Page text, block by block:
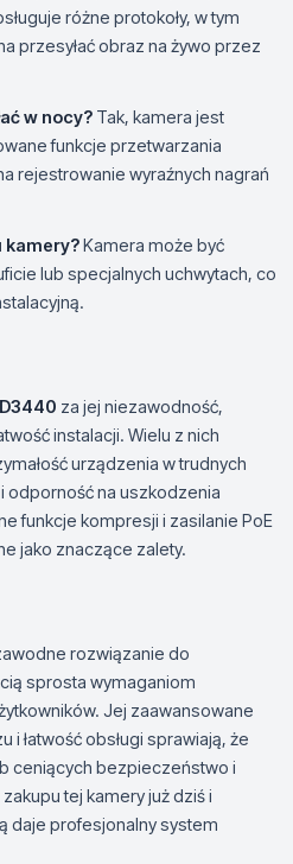
różne protokoły, w tym
przesyłać obraz na żywo przez
w nocy? Tak, kamera jest
funkcje przetwarzania
rejestrowanie wyraźnych nagrań
kamery?Kamera może być
lub specjalnych uchwytach, co
za jej niezawodność,
instalacji. Wielu z nich
urządzenia w trudnych
odporność na uszkodzenia
funkcje kompresji i zasilanie PoE
jako znaczące zalety.
rozwiązanie do
sprosta wymaganiom
Jej zaawansowane
i łatwość obsługi sprawiają, że
ceniących bezpieczeństwo i
tej kamery już dziś i
daje profesjonalny system